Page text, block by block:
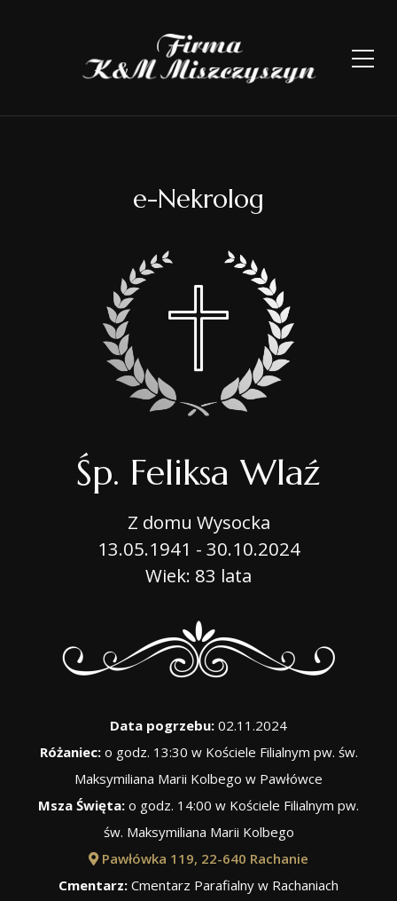
e-Nekrolog
Śp. Feliksa Wlaź
Z domu Wysocka
13.05.1941 - 30.10.2024
Wiek: 83 lata
Data pogrzebu: 02.11.2024
Różaniec:o godz. 13:30 w Kościele Filialnym pw. św.
Maksymiliana Marii Kolbego w Pawłówce
Msza Święta: o godz. 14:00 w Kościele Filialnym pw.
św. Maksymiliana Marii Kolbego
Pawłówka 119, 22-640 Rachanie
Cmentarz: Cmentarz Parafialny w Rachaniach